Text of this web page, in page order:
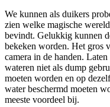
We kunnen als duikers
zien welke magische
bevindt. Gelukkig kunnen
bekeken worden. Het gros
camera in de handen.
wateren niet als dump
moeten worden en op
water beschermd moeten
meeste voordeel bij.